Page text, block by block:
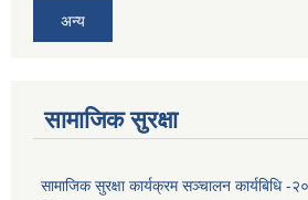
अन्य
सामाजिक सुरक्षा
सामाजिक सुरक्षा कार्यक्रम सञ्चालन कार्यबिधि -